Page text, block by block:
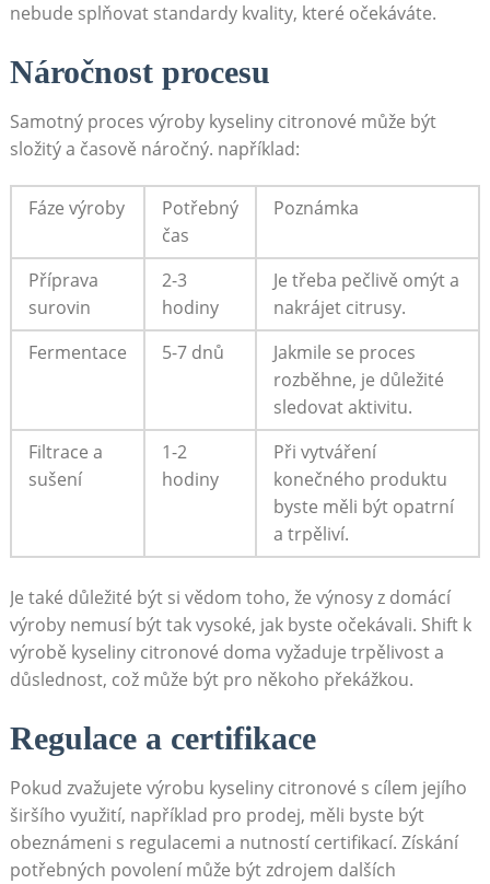
nebude splňovat standardy kvality, které očekáváte.
Náročnost procesu
Samotný proces výroby kyseliny citronové může být
složitý a časově náročný. například:
Fáze výroby
Potřebný
čas
Poznámka
Příprava
surovin
2-3
hodiny
Je třeba pečlivě omýt a
nakrájet citrusy.
Fermentace
5-7 dnů
Jakmile se proces
rozběhne, je důležité
sledovat aktivitu.
Filtrace a
sušení
1-2
hodiny
Při vytváření
konečného produktu
byste měli být opatrní
a trpěliví.
Je také důležité být si vědom toho, že výnosy z domácí
výroby nemusí být tak vysoké, jak byste očekávali. Shift k
výrobě kyseliny citronové doma vyžaduje trpělivost a
důslednost, což může být pro někoho překážkou.
Regulace a certifikace
Pokud zvažujete výrobu kyseliny citronové s cílem jejího
širšího využití, například pro prodej, měli byste být
obeznámeni s regulacemi a nutností certifikací. Získání
potřebných povolení může být zdrojem dalších